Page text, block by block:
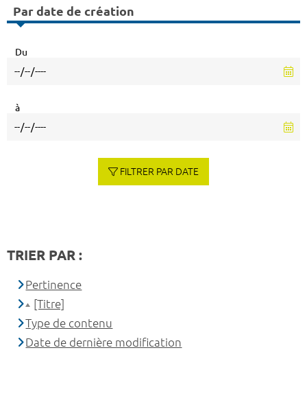
Par date de création
Du
à
FILTRER PAR DATE
TRIER PAR :
Pertinence
[Titre]
Type de contenu
Date de dernière modification